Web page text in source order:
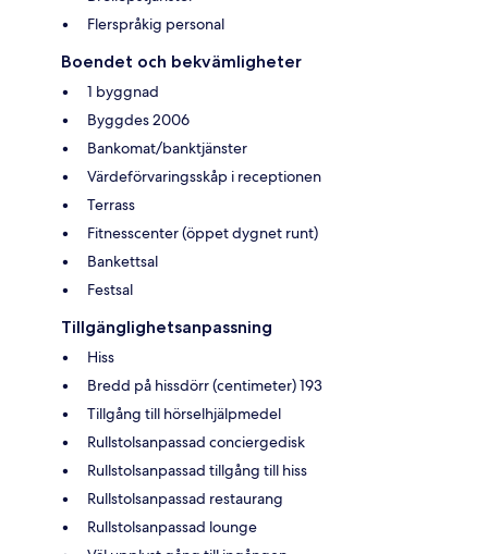
Flerspråkig personal
Boendet och bekvämligheter
1 byggnad
Byggdes 2006
Bankomat/banktjänster
Värdeförvaringsskåp i receptionen
Terrass
Fitnesscenter (öppet dygnet runt)
Bankettsal
Festsal
Tillgänglighetsanpassning
Hiss
Bredd på hissdörr (centimeter) 193
Tillgång till hörselhjälpmedel
Rullstolsanpassad conciergedisk
Rullstolsanpassad tillgång till hiss
Rullstolsanpassad restaurang
Rullstolsanpassad lounge